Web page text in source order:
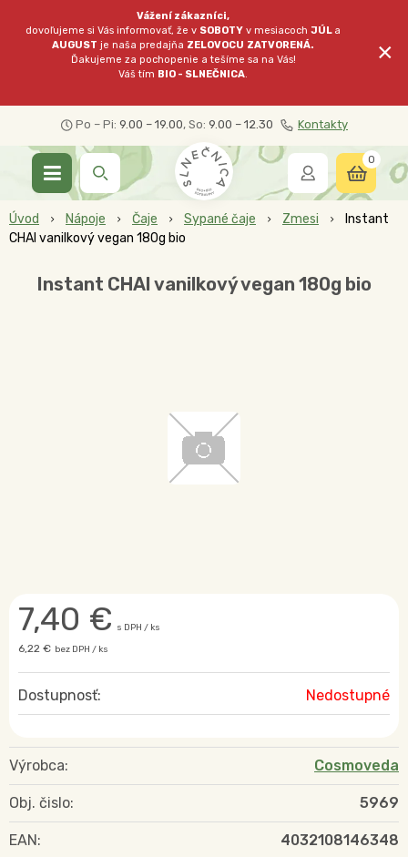
Vážení zákazníci,
dovoľujeme si Vás informovať, že v SOBOTY v mesiacochJÚL a
AUGUST je naša predajňa ZELOVOCU ZATVORENÁ.
Ďakujeme za pochopenie a tešíme sa na Vás!
Váš tím BIO - SLNEČNICA.
×
Po – Pi: 9.00 – 19.00, So: 9.00 – 12.30 Kontakty
0
Úvod Nápoje Čaje Sypané čaje Zmesi
Instant
CHAI vanilkový vegan 180g bio
Instant CHAI vanilkový vegan 180g bio
7,40 € s DPH / ks
6,22 € bez DPH / ks
Dostupnosť: Nedostupné
Výrobca: Cosmoveda
Obj. čislo: 5969
EAN: 4032108146348